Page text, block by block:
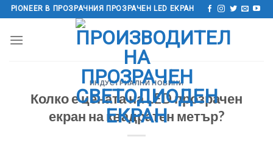
Преминете
към
съдържанието
PIONEER В ПРОЗРАЧНИЯ ПРОЗРАЧЕН LED ЕКРАН
ИНДУСТРИАЛНИ НОВИНИ
Колко е цената на LED прозрачен
екран на квадратен метър?